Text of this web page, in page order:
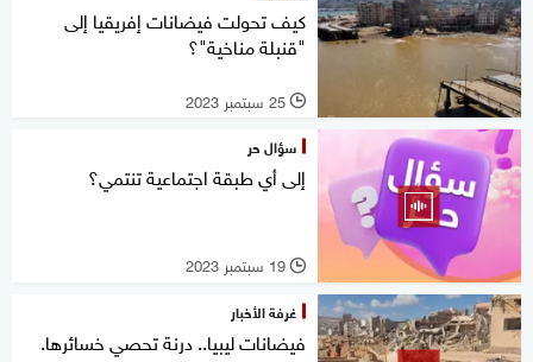
كيف تحولت فيضانات إفريقيا إلى
"قنبلة مناخية"؟
l 25 سبتمبر 2023
سؤال حر
إلى أي طبقة اجتماعية تنتمي؟
l 19 سبتمبر 2023
غرفة الأخبار
فيضانات ليبيا.. درنة تحصي خسائرها.